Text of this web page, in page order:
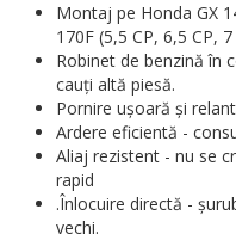
Montaj pe Honda GX
170F (5,5 CP, 6,5 CP, 7
Robinet de benzină în
cauți altă piesă.
Pornire ușoară și
Ardere eficientă -
Aliaj rezistent - nu se
rapid
.Înlocuire directă -
vechi.